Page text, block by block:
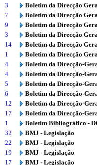
3
Boletim da Direcção
7
Boletim da Direcção
9
Boletim da Direcção
3
Boletim da Direcção
14
Boletim da Direcção
1
Boletim da Direcção
4
Boletim da Direcção-
4
Boletim da Direcção-
5
Boletim da Direcção-
6
Boletim da Direcção-
12
Boletim da Direcção-
17
Boletim da Direcção-
1
Boletim Bibliográfico -
32
BMJ - Legislação
22
BMJ - Legislação
19
BMJ - Legislação
17
BMJ - Legislação